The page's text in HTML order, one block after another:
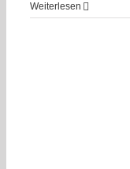
Weiterlesen